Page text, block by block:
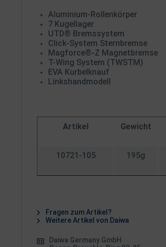
Aluminium-Rollenkörper
7 Kugellager
UTD® Bremssystem
Click-System Sternbremse
Magforce®-Z Magnetbremse
T-Wing System (TWSTM)
EVA Kurbelknauf
Linkshandmodell
Artikel Gewicht
10721-105 195g
Fragen zum Artikel?
Weitere Artikel von Daiwa
Daiwa Germany GmbH